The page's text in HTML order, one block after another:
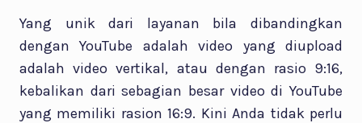
Yang unik dari layanan bila dibandingkan
dengan YouTube adalah video yang diupload
adalah video vertikal, atau dengan rasio 9:16,
kebalikan dari sebagian besar video di YouTube
yang memiliki rasion 16:9. Kini Anda tidak perlu